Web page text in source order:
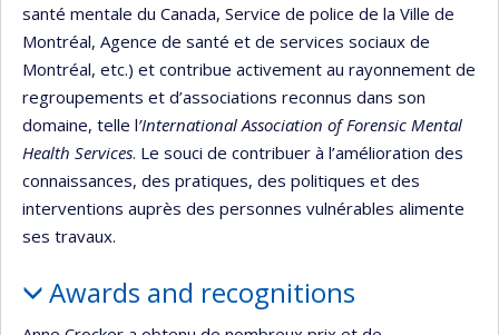
santé mentale du Canada, Service de police de la Ville de
Montréal, Agence de santé et de services sociaux de
Montréal, etc.) et contribue activement au rayonnement de
regroupements et d’associations reconnus dans son
domaine, telle l’International Association of Forensic Mental
Health Services. Le souci de contribuer à l’amélioration des
connaissances, des pratiques, des politiques et des
interventions auprès des personnes vulnérables alimente
ses travaux.
Awards and recognitions